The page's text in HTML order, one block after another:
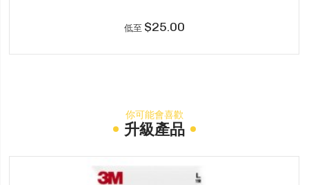
低至 $25.00
你可能會喜歡
升級產品